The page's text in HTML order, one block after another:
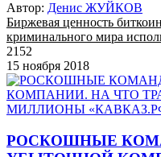
Автор: Денис ЖУЙКОВ
Биржевая ценность
криминального мира
2152
15 ноября 2018
РОСКОШНЫЕ